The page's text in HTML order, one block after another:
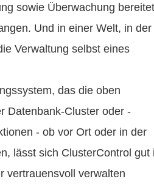
sowie Überwachung
Und in einer Welt, in der
Verwaltung selbst eines
das die oben
Datenbank-Cluster oder -
- ob vor Ort oder in der
lässt sich ClusterControl gut
vertrauensvoll verwalten